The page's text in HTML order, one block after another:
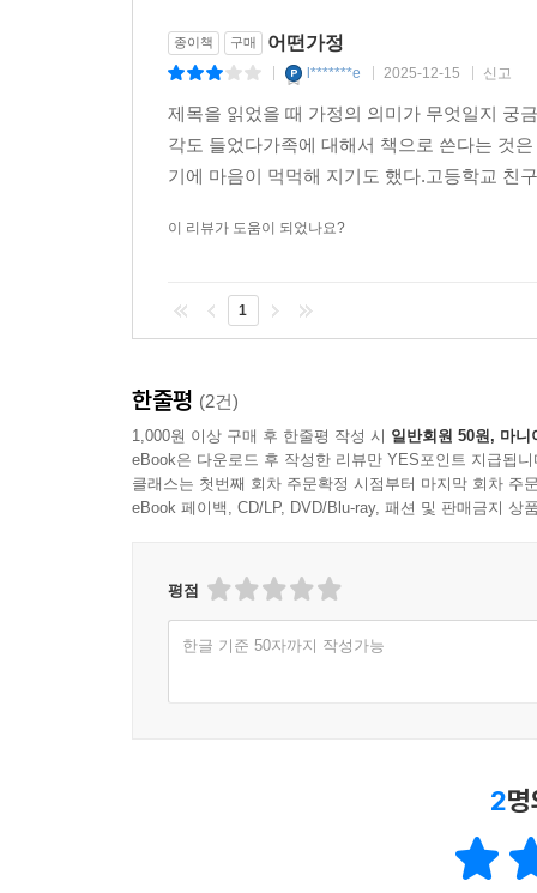
종이책 구매 어떤가정
l*******e 2025-12-15 신고
제목을 읽었을 때 가정의 의미가 무엇일지 궁
각도 들었다가족에 대해서 책으로 쓴다는 것
기에 마음이 먹먹해 지기도 했다.고등학교 친
이 리뷰가 도움이 되었나요?
1
한줄평 (2건)
1,000원 이상 구매 후 한줄평 작성 시 일반회원 50원, 마니
eBook은 다운로드 후 작성한 리뷰만 YES포인트 지급됩니
클래스는 첫번째 회차 주문확정 시점부터 마지막 회차 주
eBook 페이백, CD/LP, DVD/Blu-ray, 패션 및 판매금지 상
평점
한글 기준 50자까지 작성가능
2